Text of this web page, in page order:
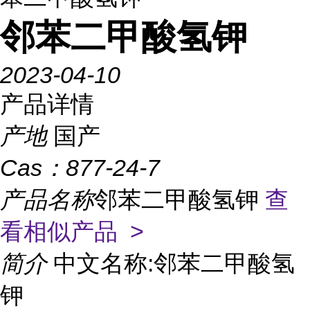
邻苯二甲酸氢钾
2023-04-10
产品详情
产地 国产
Cas： 877-24-7
产品名称邻苯二甲酸氢钾 查
看相似产品 >
简介 中文名称:邻苯二甲酸氢
钾